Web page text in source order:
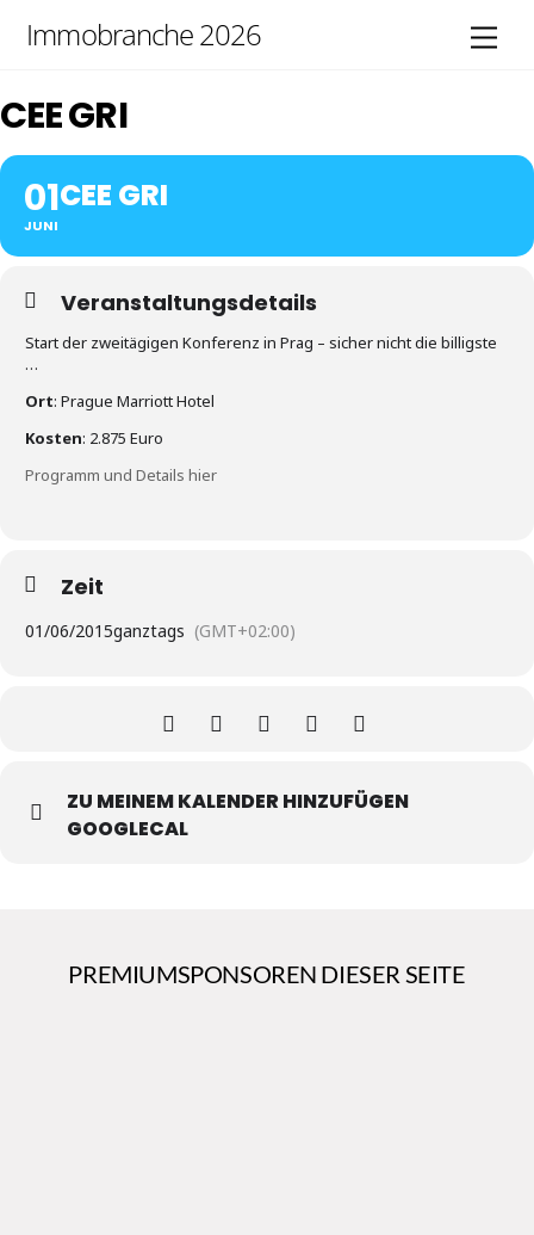
Immobranche 2026
CEE GRI
01
JUNI
CEE GRI
Veranstaltungsdetails
Start der zweitägigen Konferenz in Prag – sicher nicht die billigste
…
Ort: Prague Marriott Hotel
Kosten: 2.875 Euro
Programm und Details hier
Zeit
01/06/2015ganztags (GMT+02:00)
ZU MEINEM KALENDER HINZUFÜGEN
GOOGLECAL
PREMIUMSPONSOREN DIESER SEITE